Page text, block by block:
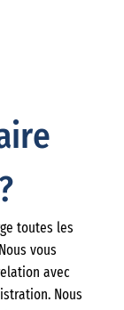
toutes les
vous
avec
Nous